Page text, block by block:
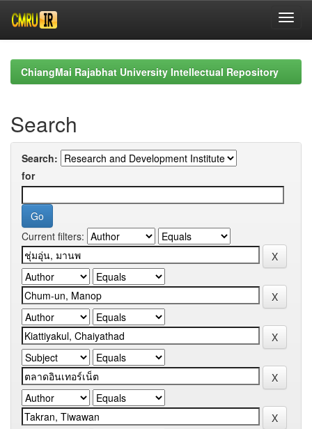
navigationChiangMai Rajabhat University Intellectual Repository
Search
Search:
for
Current filters: